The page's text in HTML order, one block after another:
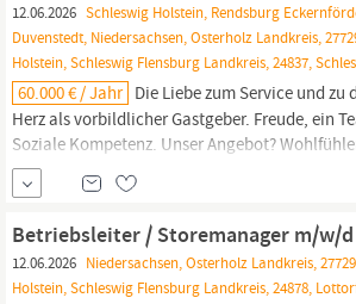
12.06.2026 Schleswig Holstein, Rendsburg
Duvenstedt, Niedersachsen, Osterholz Landkreis,
Holstein, Schleswig Flensburg Landkreis, 24837,
60.000 € / Jahr Die Liebe zum Service und zu
Herz als vorbildlicher Gastgeber. Freude, ein
Soziale Kompetenz. Unser Angebot?
Mitarbeiterrabatte - Corporate Benefits (Sky,
mehr) Weiterbildungsmöglichkeiten
mehr) Personalrabatte auf Speisen, Getränke
Kreditkarte nach...
Betriebsleiter / Storemanager m/w/d
12.06.2026 Niedersachsen, Osterholz Landkreis,
Holstein, Schleswig Flensburg Landkreis, 24878,